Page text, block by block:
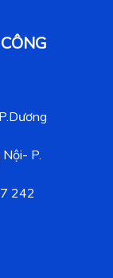
P.
242